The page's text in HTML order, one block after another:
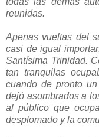
reunidas.
Apenas vueltas del
casi de igual
Santísima Trinidad.
tan tranquilas
cuando de pronto
dejó asombrados a
al público que
desplomado y la